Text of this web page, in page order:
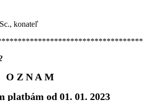
konateľ
O Z N A M
platbám od 01. 01. 2023